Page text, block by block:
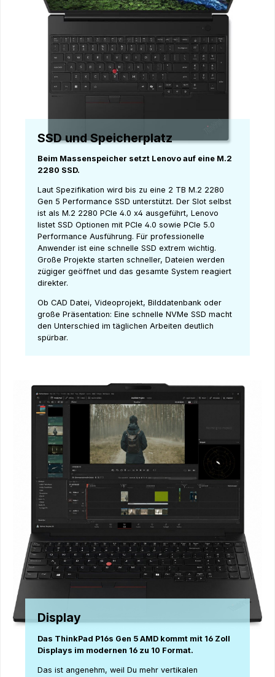
SSD und Speicherplatz
Beim Massenspeicher setzt Lenovo auf eine M.2
2280 SSD.
Laut Spezifikation wird bis zu eine 2 TB M.2 2280
Gen 5 Performance SSD unterstützt. Der Slot selbst
ist als M.2 2280 PCIe 4.0 x4 ausgeführt, Lenovo
listet SSD Optionen mit PCIe 4.0 sowie PCIe 5.0
Performance Ausführung. Für professionelle
Anwender ist eine schnelle SSD extrem wichtig.
Große Projekte starten schneller, Dateien werden
zügiger geöffnet und das gesamte System reagiert
direkter.
Ob CAD Datei, Videoprojekt, Bilddatenbank oder
große Präsentation: Eine schnelle NVMe SSD macht
den Unterschied im täglichen Arbeiten deutlich
spürbar.
Display
Das ThinkPad P16s Gen 5 AMD kommt mit 16 Zoll
Displays im modernen 16 zu 10 Format.
Das ist angenehm, weil Du mehr vertikalen